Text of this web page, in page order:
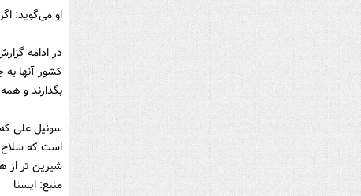
او می‌گوید:
در ادامه‌
بگذارند و
است که سلاح
شیرین تر از
منبع: ایسنا